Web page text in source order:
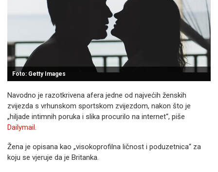
Foto: Getty Images
Navodno je razotkrivena afera jedne od najvećih ženskih
zvijezda s vrhunskom sportskom zvijezdom, nakon što je
„hiljade intimnih poruka i slika procurilo na internet“, piše
Dailymail.
Žena je opisana kao „visokoprofilna ličnost i poduzetnica“ za
koju se vjeruje da je Britanka.